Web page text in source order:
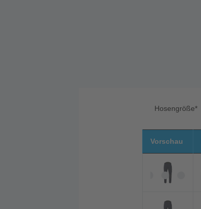
Hosengröße*
Vorschau